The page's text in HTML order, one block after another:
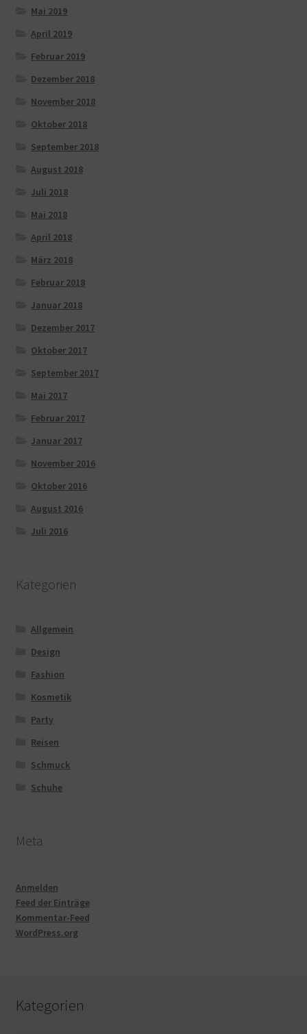
Mai 2019
April 2019
Februar 2019
Dezember 2018
November 2018
Oktober 2018
September 2018
August 2018
Juli 2018
Mai 2018
April 2018
März 2018
Februar 2018
Januar 2018
Dezember 2017
Oktober 2017
September 2017
Mai 2017
Februar 2017
Januar 2017
November 2016
Oktober 2016
August 2016
Juli 2016
Kategorien
Allgemein
Design
Fashion
Kosmetik
Party
Reisen
Schmuck
Schuhe
Meta
Anmelden
Feed der Einträge
Kommentar-Feed
WordPress.org
Kategorien